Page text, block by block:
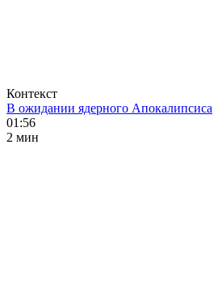
Контекст
В ожидании ядерного Апокалипсиса
01:56
2 мин